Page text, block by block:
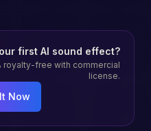
first AI sound effect?
royalty-free with commercial
license.
Now